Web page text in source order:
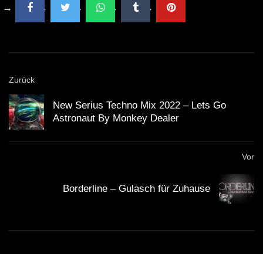
[11.01.2020] | HARDTEKK | [HD]
Kazilla – 2021 (SET-CUT) |
HARDTEKK | [HD]
SET • 2021 [ACIDCORE/TRIBETEKK]
HARDTEKK | [HD]
Zurück
New Serius Techno Mix 2022 – Lets Go
Astronaut By Monkey Dealer
Vor
Borderline – Gulasch für Zuhause